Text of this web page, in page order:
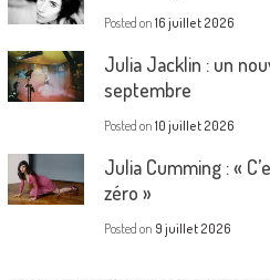
Posted on 16 juillet 2026
Julia Jacklin : un
septembre
Posted on 10 juillet 2026
Julia Cumming : «
zéro »
Posted on 9 juillet 2026